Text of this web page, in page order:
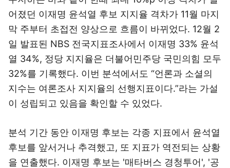
어졌던 이재명 윤석열 후보 지지율 격차가 11월 마지
막 주부터 초접전 양상으로 흐름이 바뀌었다. 12월 2
일 발표된 NBS 전국지표조사에서 이재명 33% 윤석
열 34%, 정당 지지율은 더불어민주당 국민의힘 모두
32%를 기록했다. 이번 분석에서도 “언론과 소셜의
지수는 여론조사 지지율의 선행지표이다.”라는 가설
이 성립되고 있음을 확인할 수 있었다.
분석 기간 동안 이재명 후보는 각종 지표에서 윤석열
후보를 앞서거나 추격했고, 또 지표가 역전되는 상황
을 연출했다. 이재명 후보는 '매타버스 경청투어', '공